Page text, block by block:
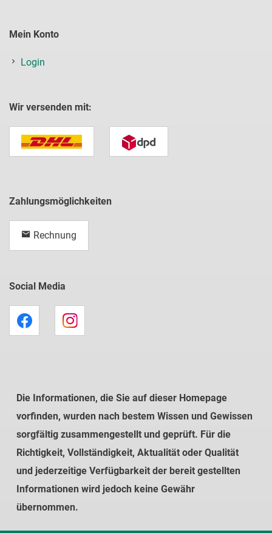
Mein Konto
Login
Wir versenden mit:
Zahlungsmöglichkeiten
Rechnung
Social Media
Die Informationen, die Sie auf dieser Homepage
vorfinden, wurden nach bestem Wissen und Gewissen
sorgfältig zusammengestellt und geprüft. Für die
Richtigkeit, Vollständigkeit, Aktualität oder Qualität
und jederzeitige Verfügbarkeit der bereit gestellten
Informationen wird jedoch keine Gewähr
übernommen.